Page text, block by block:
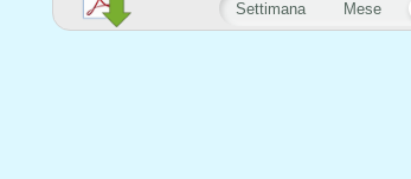
Settimana Mese